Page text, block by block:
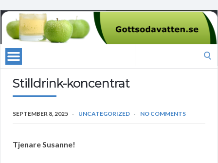
Stilldrink-koncentrat
SEPTEMBER 8, 2025 UNCATEGORIZED NO COMMENTS
Tjenare Susanne!